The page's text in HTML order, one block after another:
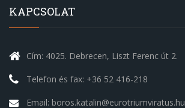
KAPCSOLAT
Cím: 4025. Debrecen, Liszt Ferenc út 2.
Telefon és fax: +36 52 416-218
Email: boros.katalin@eurotriumviratus.hu